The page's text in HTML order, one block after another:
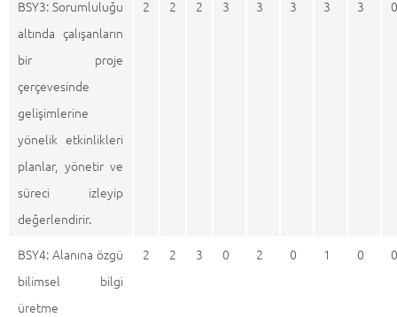
BSY3: Sorumluluğu
altında çalışanların
bir proje
çerçevesinde
gelişimlerine
yönelik etkinlikleri
planlar, yönetir ve
süreci izleyip
değerlendirir.
2 2 2 3 3 3 3 3 0
BSY4: Alanına özgü
bilimsel bilgi
üretme
2 2 3 0 2 0 1 0 0